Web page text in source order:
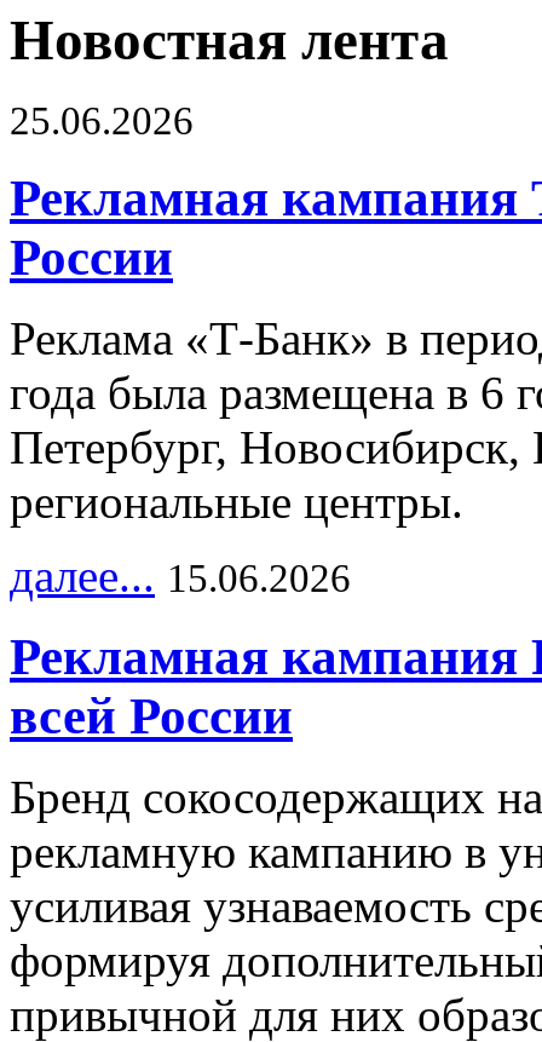
Новостная лента
25.06.2026
Рекламная кампания
России
Реклама «Т-Банк» в
года была размещена в 6
Петербург,
региональные центры.
далее... 15.06.2026
Рекламная
всей России
Бренд сокосодержащих
рекламную кампанию в
усиливая узнаваемость
формируя
привычной для них